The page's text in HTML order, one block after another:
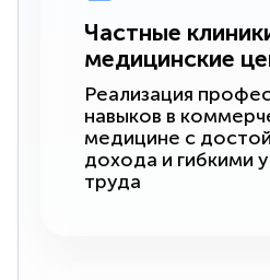
Частные
медицинские
Реализация
навыков в
медицине с
дохода и гибкими
труда